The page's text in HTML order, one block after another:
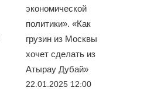
экономической
политики». «Как
грузин из Москвы
хочет сделать из
Атырау Дубай»
22.01.2025 12:00